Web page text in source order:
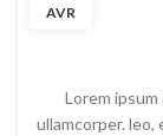
AVR
Lorem
ullamcorper.